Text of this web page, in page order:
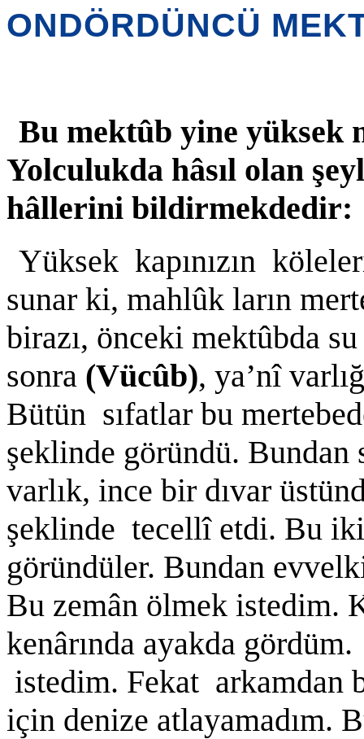
ONDÖRDÜNCÜ
Bu mektûb yine yüksek
Yolculukda hâsıl olan
hâllerini bildirmekdedir:
Yüksek kapınızın
sunar ki, mahlûk ların
birazı, önceki mektûbda
sonra (Vücûb), ya’nî
Bütün sıfatlar bu
şeklinde göründü. Bundan
varlık, ince bir dıvar
şeklinde tecellî etdi. Bu
göründüler. Bundan
Bu zemân ölmek istedim.
kenârında ayakda
istedim. Fekat arkamdan
için denize atlayamadım.